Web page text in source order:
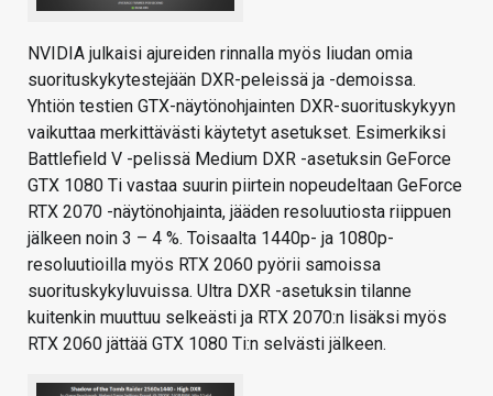
NVIDIA julkaisi ajureiden rinnalla myös liudan omia
suorituskykytestejään DXR-peleissä ja -demoissa.
Yhtiön testien GTX-näytönohjainten DXR-suorituskykyyn
vaikuttaa merkittävästi käytetyt asetukset. Esimerkiksi
Battlefield V -pelissä Medium DXR -asetuksin GeForce
GTX 1080 Ti vastaa suurin piirtein nopeudeltaan GeForce
RTX 2070 -näytönohjainta, jääden resoluutiosta riippuen
jälkeen noin 3 – 4 %. Toisaalta 1440p- ja 1080p-
resoluutioilla myös RTX 2060 pyörii samoissa
suorituskykyluvuissa. Ultra DXR -asetuksin tilanne
kuitenkin muuttuu selkeästi ja RTX 2070:n lisäksi myös
RTX 2060 jättää GTX 1080 Ti:n selvästi jälkeen.